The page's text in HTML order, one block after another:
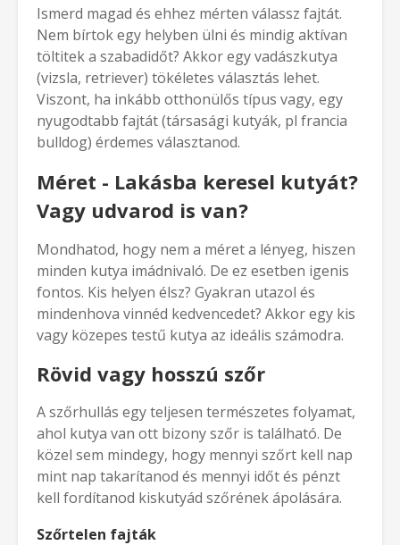
Ismerd magad és ehhez mérten válassz fajtát.
Nem bírtok egy helyben ülni és mindig aktívan
töltitek a szabadidőt? Akkor egy vadászkutya
(vizsla, retriever) tökéletes választás lehet.
Viszont, ha inkább otthonülős típus vagy, egy
nyugodtabb fajtát (társasági kutyák, pl francia
bulldog) érdemes választanod.
Méret - Lakásba keresel kutyát?
Vagy udvarod is van?
Mondhatod, hogy nem a méret a lényeg, hiszen
minden kutya imádnivaló. De ez esetben igenis
fontos. Kis helyen élsz? Gyakran utazol és
mindenhova vinnéd kedvencedet? Akkor egy kis
vagy közepes testű kutya az ideális számodra.
Rövid vagy hosszú szőr
A szőrhullás egy teljesen természetes folyamat,
ahol kutya van ott bizony szőr is található. De
közel sem mindegy, hogy mennyi szőrt kell nap
mint nap takarítanod és mennyi időt és pénzt
kell fordítanod kiskutyád szőrének ápolására.
Szőrtelen fajták